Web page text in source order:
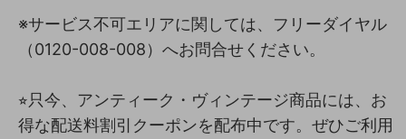
※サービス不可エリアに関しては、フリーダイヤル
（0120-008-008）へお問合せください。
⭐︎只今、アンティーク・ヴィンテージ商品には、お
得な配送料割引クーポンを配布中です。ぜひご利用